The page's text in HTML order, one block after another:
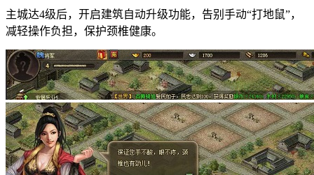
主城达4级后，开启建筑自动升级功能，告别手动“打地鼠”，
减轻操作负担，保护颈椎健康。